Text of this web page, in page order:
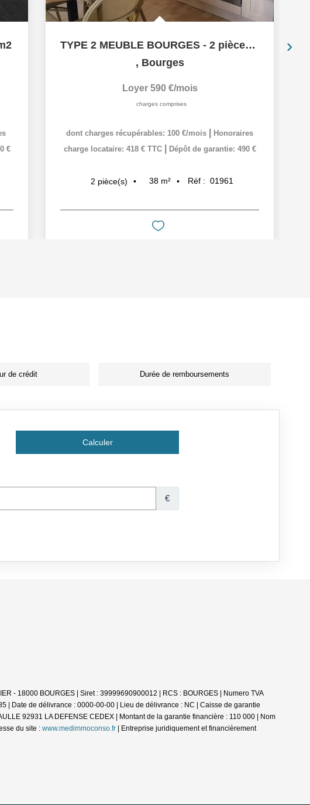
€
TYPE 2 MEUBLE BOURGES - 2 pièces - 38 m2
, Bourges
Loyer 590 €/mois
charges comprises
dont charges récupérables: 100 €/mois
Honoraires
charge locataire: 418 € TTC
Dépôt de garantie: 490 €
2 pièce(s) 38 m² Réf : 01961
de crédit Durée de remboursements
- 18000 BOURGES | Siret : 39999690900012 | RCS : BOURGES | Numero TVA
| Date de délivrance : 0000-00-00 | Lieu de délivrance : NC | Caisse de garantie
92931 LA DEFENSE CEDEX | Montant de la garantie financière : 110 000 | Nom
du site : www.medimmoconso.fr
Entreprise juridiquement et financièrement